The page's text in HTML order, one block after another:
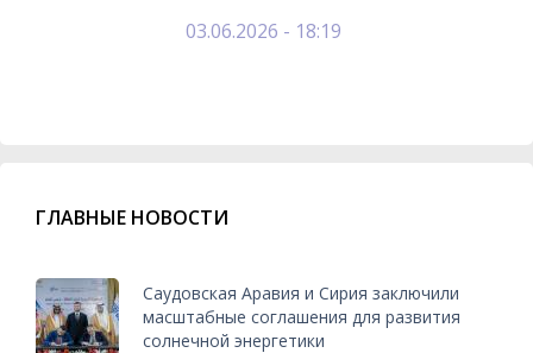
03.06.2026 - 18:19
ГЛАВНЫЕ НОВОСТИ
Саудовская Аравия и Сирия заключили
масштабные соглашения для развития
солнечной энергетики